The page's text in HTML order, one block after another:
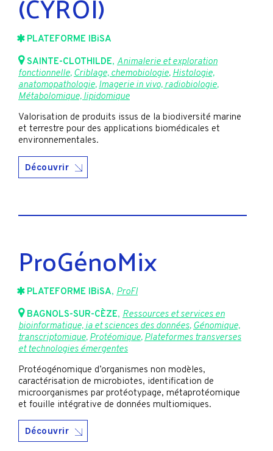
PLATEFORME IBiSA
SAINTE-CLOTHILDE, Animalerie et exploration
fonctionnelle,Criblage, chemobiologie,Histologie,
anatomopathologie,Imagerie in vivo, radiobiologie,
Métabolomique, lipidomique
Valorisation de produits issus de la biodiversité marine
et terrestre pour des applications biomédicales et
environnementales.
Découvrir
ProGénoMix
PLATEFORME IBiSA, ProFI
BAGNOLS-SUR-CÈZE, Ressources et services en
bioinformatique, ia et sciences des données,Génomique,
transcriptomique,Protéomique,Plateformes transverses
et technologies émergentes
Protéogénomique d’organismes non modèles,
caractérisation de microbiotes, identification de
microorganismes par protéotypage, métaprotéomique
et fouille intégrative de données multiomiques.
Découvrir